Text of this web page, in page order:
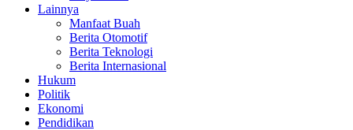
Lainnya
Manfaat Buah
Berita Otomotif
Berita Teknologi
Berita Internasional
Hukum
Politik
Ekonomi
Pendidikan